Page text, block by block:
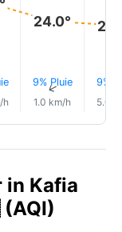
h
24.0°
9% Pluie
↑
1.0 km/h
9%
5.0
in Kafia